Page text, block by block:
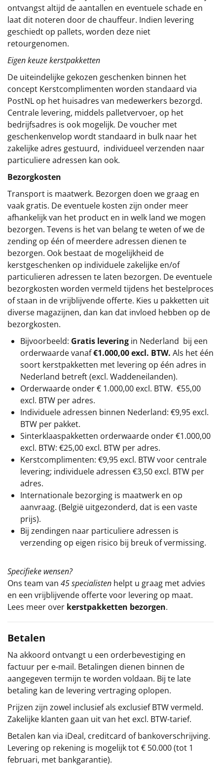
ontvangst altijd de aantallen en eventuele schade en
laat dit noteren door de chauffeur. Indien levering
geschiedt op pallets, worden deze niet
retourgenomen.
Eigen keuze kerstpakketten
De uiteindelijke gekozen geschenken binnen het
concept Kerstcomplimenten worden standaard via
PostNL op het huisadres van medewerkers bezorgd.
Centrale levering, middels palletvervoer, op het
bedrijfsadres is ook mogelijk. De voucher met
geschenkenvelop wordt standaard in bulk naar het
zakelijke adres gestuurd, individueel verzenden naar
particuliere adressen kan ook.
Bezorgkosten
Transport is maatwerk. Bezorgen doen we graag en
vaak gratis. De eventuele kosten zijn onder meer
afhankelijk van het product en in welk land we mogen
bezorgen. Tevens is het van belang te weten of we de
zending op één of meerdere adressen dienen te
bezorgen. Ook bestaat de mogelijkheid de
kerstgeschenken op individuele zakelijke en/of
particulieren adressen te laten bezorgen. De eventuele
bezorgkosten worden vermeld tijdens het bestelproces
of staan in de vrijblijvende offerte. Kies u pakketten uit
diverse magazijnen, dan kan dat invloed hebben op de
bezorgkosten.
Bijvoorbeeld: Gratis levering in Nederland bij een
orderwaarde vanaf€1.000,00 excl. BTW. Als het één
soort kerstpakketten met levering op één adres in
Nederland betreft (excl. Waddeneilanden).
Orderwaarde onder € 1.000,00 excl. BTW. €55,00
excl. BTW per adres.
Individuele adressen binnen Nederland: €9,95 excl.
BTW per pakket.
Sinterklaaspakketten orderwaarde onder €1.000,00
excl. BTW: €25,00 excl. BTW per adres.
Kerstcomplimenten: €9,95 excl. BTW voor centrale
levering; individuele adressen €3,50 excl. BTW per
adres.
Internationale bezorging is maatwerk en op
aanvraag. (België uitgezonderd, dat is een vaste
prijs).
Bij zendingen naar particuliere adressen is
verzending op eigen risico bij breuk of vermissing.
Specifieke wensen?
Ons team van 45 specialisten helpt u graag met advies
en een vrijblijvende offerte voor levering op maat.
Lees meer over kerstpakketten bezorgen.
Betalen
Na akkoord ontvangt u een orderbevestiging en
factuur per e-mail. Betalingen dienen binnen de
aangegeven termijn te worden voldaan. Bij te late
betaling kan de levering vertraging oplopen.
Prijzen zijn zowel inclusief als exclusief BTW vermeld.
Zakelijke klanten gaan uit van het excl. BTW-tarief.
Betalen kan via iDeal, creditcard of bankoverschrijving.
Levering op rekening is mogelijk tot € 50.000 (tot 1
februari, met bankgarantie).